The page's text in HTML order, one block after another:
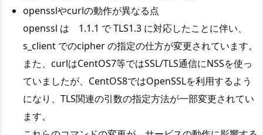
opensslやcurlの動作が異なる点
openssl は 1.1.1 で TLS1.3 に対応したことに伴い、
s_client でのcipher の指定の仕方が変更されています。
また、curlはCentOS7等ではSSL/TLS通信にNSSを使っ
ていましたが、CentOS8ではOpenSSLを利用するよう
になり、TLS関連の引数の指定方法が一部変更されてい
ます。